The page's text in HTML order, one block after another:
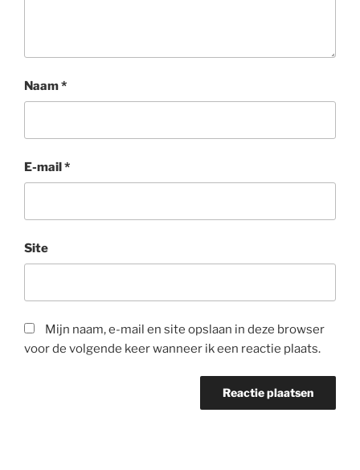
Naam*
E-mail*
Site
Mijn naam, e-mail en site opslaan in deze browser
voor de volgende keer wanneer ik een reactie plaats.